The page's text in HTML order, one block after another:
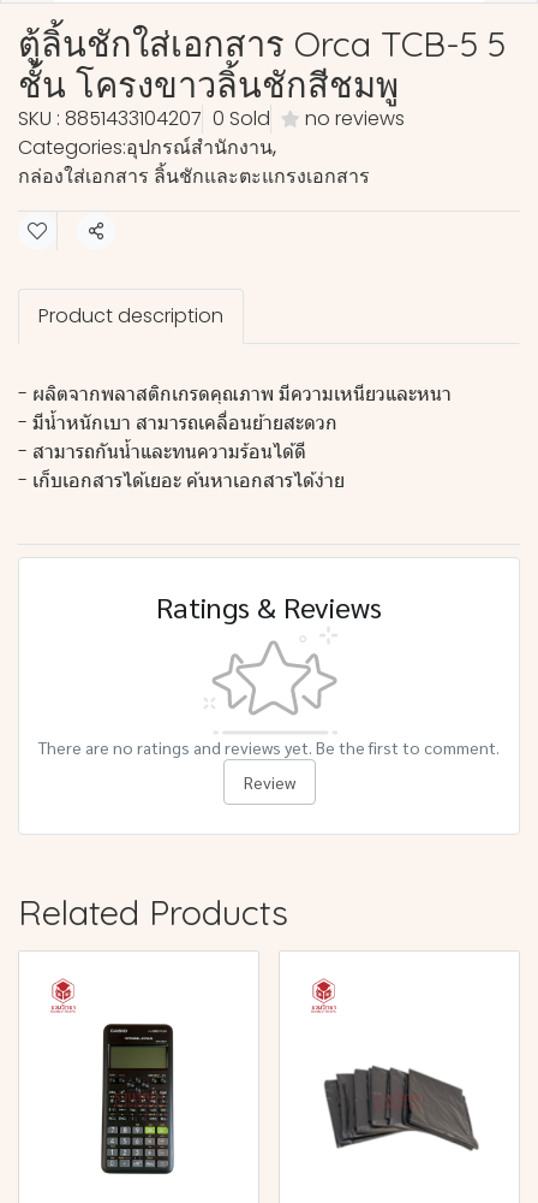
ตู้ลิ้นชักใส่เอกสาร Orca TCB-5 5
ชั้น โครงขาวลิ้นชักสีชมพู
SKU : 8851433104207 0 Sold
no reviews
Categories:อุปกรณ์สำนักงาน,
กล่องใส่เอกสาร ลิ้นชักและตะแกรงเอกสาร
Share
Product description
- ผลิตจากพลาสติกเกรดคุณภาพ มีความเหนียวและหนา
- มีน้ำหนักเบา สามารถเคลื่อนย้ายสะดวก
- สามารถกันน้ำและทนความร้อนได้ดี
- เก็บเอกสารได้เยอะ ค้นหาเอกสารได้ง่าย
Ratings & Reviews
There are no ratings and reviews yet. Be the first to comment.
Review
Related Products